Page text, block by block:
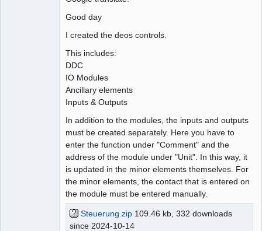
Good day
I created the deos controls.
This includes:
DDC
IO Modules
Ancillary elements
Inputs & Outputs
In addition to the modules, the inputs and outputs
must be created separately. Here you have to
enter the function under "Comment" and the
address of the module under "Unit". In this way, it
is updated in the minor elements themselves. For
the minor elements, the contact that is entered on
the module must be entered manually.
Steuerung.zip 109.46 kb, 332 downloads
since 2024-10-14